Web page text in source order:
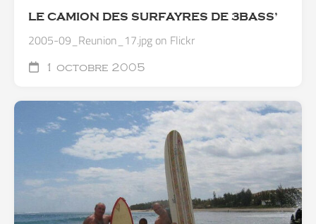
LE CAMION DES SURFAYRES DE 3BASS’
2005-09_Reunion_17.jpg on Flickr
1 octobre 2005